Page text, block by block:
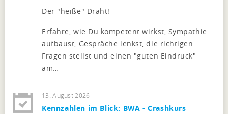
Der "heiße" Draht!
Erfahre, wie Du kompetent wirkst, Sympathie
aufbaust, Gespräche lenkst, die richtigen
Fragen stellst und einen "guten Eindruck"
am…
13. August 2026
Kennzahlen im Blick: BWA - Crashkurs